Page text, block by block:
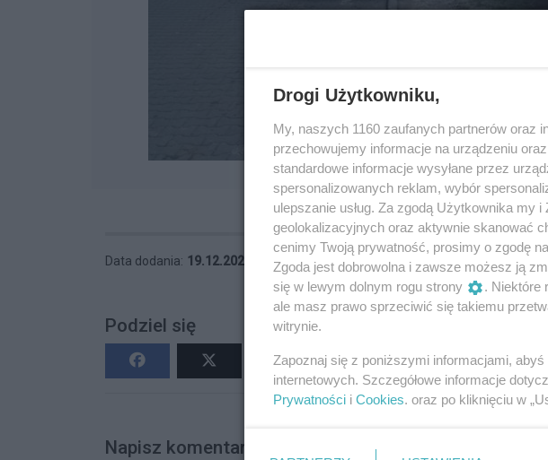
Data dodania: 19.12.2024 23:20 Wyświetleń: 3820
Podziel się
Napisz komentarz
Drogi Użytkowniku,
My, naszych 1160 zaufanych partnerów oraz
przechowujemy informacje na urządzeniu
standardowe informacje wysyłane przez
spersonalizowanych reklam, wybór
ulepszanie usług. Za zgodą Użytkownika my
geolokalizacyjnych oraz aktywnie skanować
cenimy Twoją prywatność, prosimy o zgodę
Zgoda jest dobrowolna i zawsze możesz ją
się w lewym dolnym rogu strony
. Niektóre
ale masz prawo sprzeciwić się takiemu
witrynie.
Zapoznaj się z poniższymi informacjami,
internetowych. Szczegółowe informacje
Prywatności i Cookies. oraz po kliknięciu w